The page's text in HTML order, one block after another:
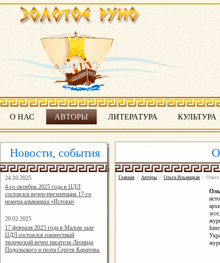
О НАС АВТОРЫ ЛИТЕРАТУРА КУЛЬТУРА
Новости, события
24.10.2025
16:19:07
4-го октября 2025 года в ЦДЛ
состоялся вечер-презентация 17-го
номера альманаха «Истоки»
20.02.2025
14:24:00
17 февраля 2025 года в Малом зале
ЦДЛ состоялся совместный
творческий вечер писателя Леонида
Подольского и поэта Сергея Каратова.
Главная / Авторы / Ольга Ильницкая / Ольга